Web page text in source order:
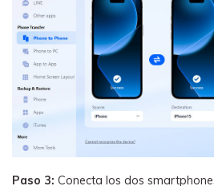
Paso 3: Conecta los dos